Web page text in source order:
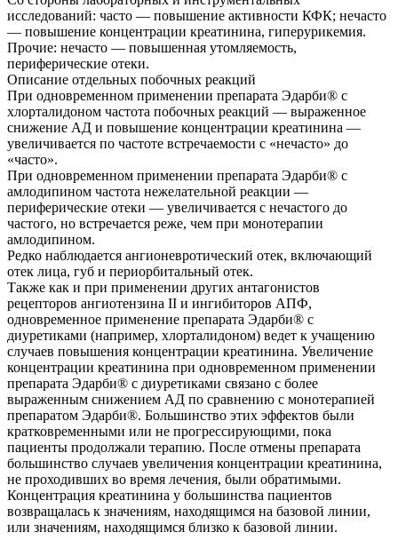
исследований: часто — повышение активности КФК; нечасто
— повышение концентрации креатинина, гиперурикемия.
Прочие: нечасто — повышенная утомляемость,
периферические отеки.
Описание отдельных побочных реакций
При одновременном применении препарата Эдарби® с
хлорталидоном частота побочных реакций — выраженное
снижение АД и повышение концентрации креатинина —
увеличивается по частоте встречаемости с «нечасто» до
«часто».
При одновременном применении препарата Эдарби® с
амлодипином частота нежелательной реакции —
периферические отеки — увеличивается с нечастого до
частого, но встречается реже, чем при монотерапии
амлодипином.
Редко наблюдается ангионевротический отек, включающий
отек лица, губ и периорбитальный отек.
Также как и при применении других антагонистов
рецепторов ангиотензина II и ингибиторов АПФ,
одновременное применение препарата Эдарби® с
диуретиками (например, хлорталидоном) ведет к учащению
случаев повышения концентрации креатинина. Увеличение
концентрации креатинина при одновременном применении
препарата Эдарби® с диуретиками связано с более
выраженным снижением АД по сравнению с монотерапией
препаратом Эдарби®. Большинство этих эффектов были
кратковременными или не прогрессирующими, пока
пациенты продолжали терапию. После отмены препарата
большинство случаев увеличения концентрации креатинина,
не проходивших во время лечения, были обратимыми.
Концентрация креатинина у большинства пациентов
возвращалась к значениям, находящимся на базовой линии,
или значениям, находящимся близко к базовой линии.